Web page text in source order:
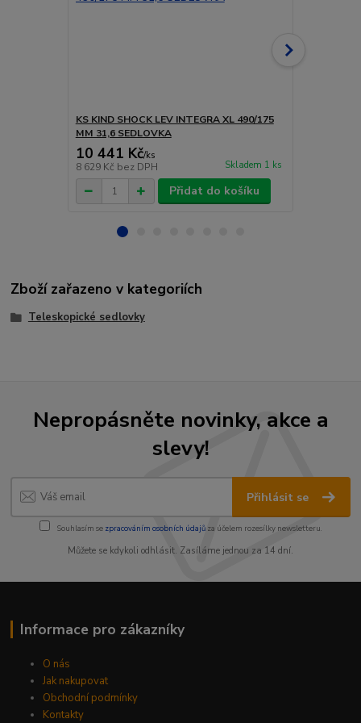
KS KIND SHOCK LEV INTEGRA XL 490/175
MM 31,6 SEDLOVKA
10 441 Kč/ks
8 629 Kč bez DPH Skladem 1 ks
Přidat do košíku
Zboží zařazeno v kategoriích
Teleskopické sedlovky
Nepropásněte novinky, akce a
slevy!
Přihlásit se
Souhlasím se zpracováním osobních údajůza účelem rozesílky newsletteru.
Můžete se kdykoli odhlásit. Zasíláme jednou za 14 dní.
Informace pro zákazníky
O nás
Jak nakupovat
Obchodní podmínky
Kontakty